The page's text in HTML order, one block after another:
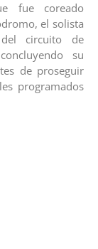
fue coreado
el solista
circuito de
su
de proseguir
programados